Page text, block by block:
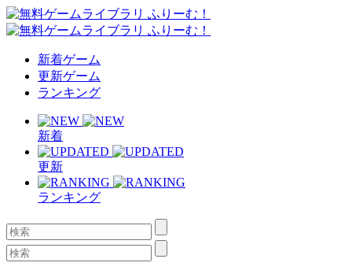
新着ゲーム
更新ゲーム
ランキング
新着
更新
ランキング